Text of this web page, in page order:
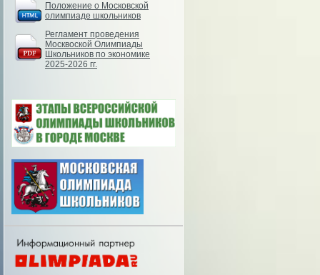
Положение о Московской
олимпиаде школьников
Регламент проведения
Москвоской Олимпиады
Школьников по экономике
2025-2026 гг.